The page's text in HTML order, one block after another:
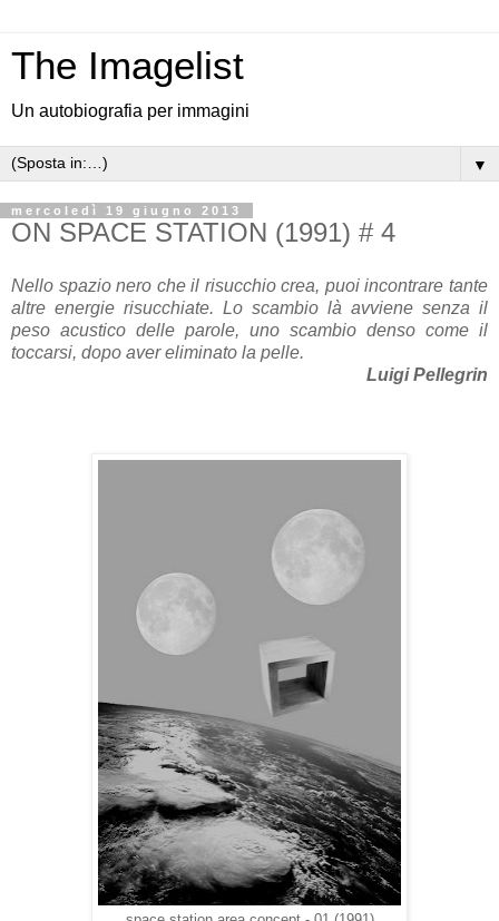
The Imagelist
Un autobiografia per immagini
▼
mercoledì 19 giugno 2013
ON SPACE STATION (1991) # 4
Nello spazio nero che il risucchio crea, puoi incontrare tante
altre energie risucchiate. Lo scambio là avviene senza il
peso acustico delle parole, uno scambio denso come il
toccarsi, dopo aver eliminato la pelle.
Luigi Pellegrin